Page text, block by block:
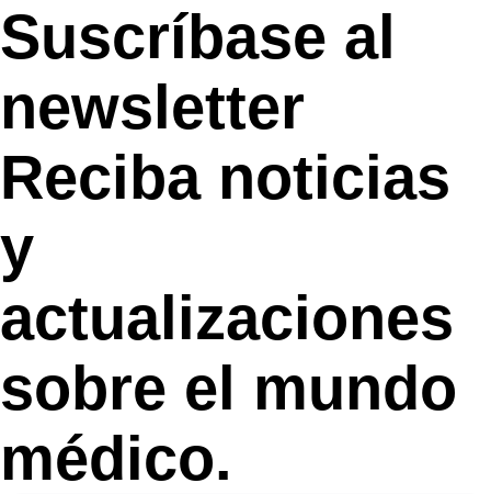
Suscríbase al
newsletter
Reciba noticias
y
actualizaciones
sobre el mundo
médico.